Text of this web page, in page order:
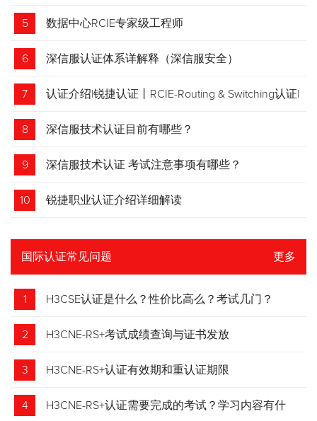
5 数据中心RCIE专家级工程师
6 深信服认证体系详解释（深信服安全）
7 认证介绍|锐捷认证丨RCIE-Routing & Switching认证|
专家级网络工程师
8 深信服技术认证目前有哪些？
9 深信服技术认证 考试注意事项有哪些？
10 锐捷职业认证介绍详细解读
国际认证常见问题 更多
1 H3CSE认证是什么？性价比高么？考试几门？
2 H3CNE-RS+考试成绩查询与证书发放
3 H3CNE-RS+认证有效期和重认证期限
4 H3CNE-RS+认证需要完成的考试？学习内容有什